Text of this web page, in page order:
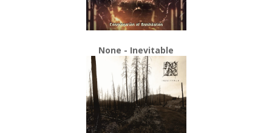
None - Inevitable